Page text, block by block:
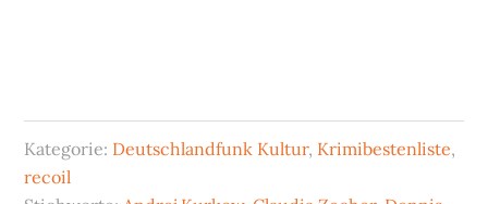
Kategorie: Deutschlandfunk Kultur, Krimibestenliste,
recoil